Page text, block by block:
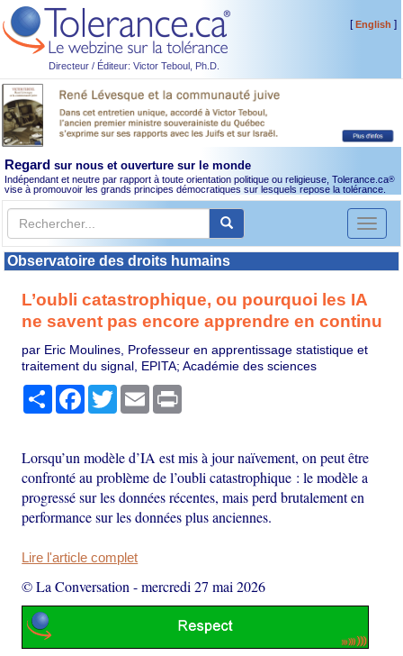
Directeur / Éditeur: Victor Teboul, Ph.D.
[English ]
Regard sur nous et ouverture sur le monde
Indépendant et neutre par rapport à toute orientation politique ou religieuse, Tolerance.ca®
vise à promouvoir les grands principes démocratiques sur lesquels repose la tolérance.
Toggle
Observatoire des droits humains
L’oubli catastrophique, ou pourquoi les IA
ne savent pas encore apprendre en continu
par Eric Moulines, Professeur en apprentissage statistique et
traitement du signal, EPITA; Académie des sciences
PartagerFacebook
TwitterEmail
Lorsqu’un modèle d’IA est mis à jour naïvement, on peut être
confronté au problème de l’oubli catastrophique : le modèle a
progressé sur les données récentes, mais perd brutalement en
performance sur les données plus anciennes.
Lire l'article complet
© La Conversation -mercredi 27 mai 2026